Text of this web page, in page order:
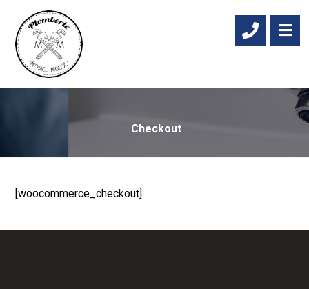
Checkout
[woocommerce_checkout]